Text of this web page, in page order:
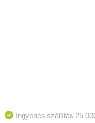
Ingyenes szállítás 25